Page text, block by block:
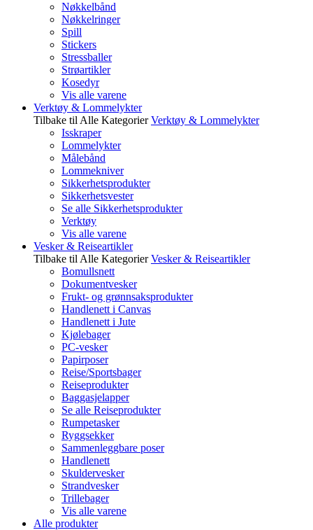
Nøkkelbånd
Nøkkelringer
Spill
Stickers
Stressballer
Strøartikler
Kosedyr
Vis alle varene
Verktøy & Lommelykter
Tilbake til Alle Kategorier Verktøy & Lommelykter
Isskraper
Lommelykter
Målebånd
Lommekniver
Sikkerhetsprodukter
Sikkerhetsvester
Se alle Sikkerhetsprodukter
Verktøy
Vis alle varene
Vesker & Reiseartikler
Tilbake til Alle Kategorier Vesker & Reiseartikler
Bomullsnett
Dokumentvesker
Frukt- og grønnsaksprodukter
Handlenett i Canvas
Handlenett i Jute
Kjølebager
PC-vesker
Papirposer
Reise/Sportsbager
Reiseprodukter
Baggasjelapper
Se alle Reiseprodukter
Rumpetasker
Ryggsekker
Sammenleggbare poser
Handlenett
Skuldervesker
Strandvesker
Trillebager
Vis alle varene
Alle produkter